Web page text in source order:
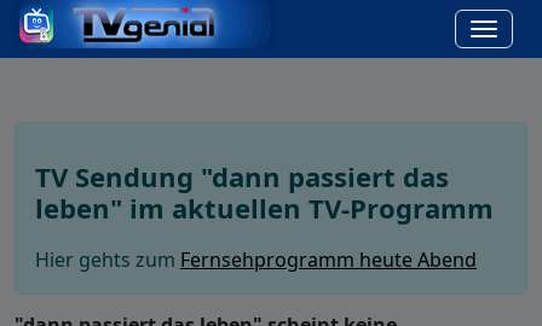
TV Sendung "dann passiert das
leben" im aktuellen TV-Programm
Hier gehts zum Fernsehprogramm heute Abend